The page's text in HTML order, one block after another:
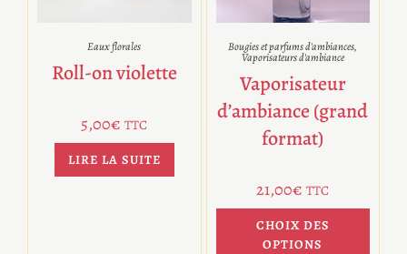
Eaux florales
Roll-on violette
5,00€ TTC
LIRE LA SUITE
Bougies et parfums d'ambiances,
Vaporisateurs d'ambiance
Vaporisateur
d’ambiance (grand
format)
21,00€ TTC
CHOIX DES
OPTIONS